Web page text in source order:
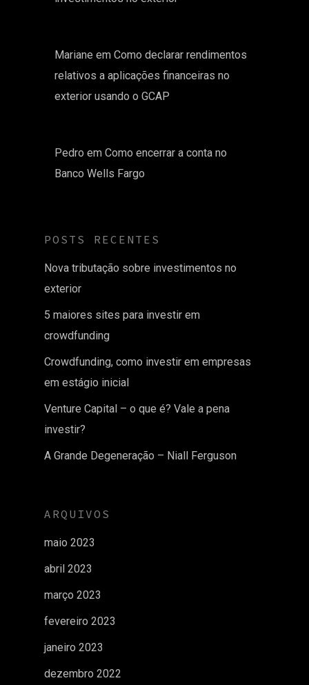
Mariane em Como declarar rendimentos
relativos a aplicações financeiras no
exterior usando o GCAP
Pedro em Como encerrar a conta no
Banco Wells Fargo
POSTS RECENTES
Nova tributação sobre investimentos no
exterior
5 maiores sites para investir em
crowdfunding
Crowdfunding, como investir em empresas
em estágio inicial
Venture Capital – o que é? Vale a pena
investir?
A Grande Degeneração – Niall Ferguson
ARQUIVOS
maio 2023
abril 2023
março 2023
fevereiro 2023
janeiro 2023
dezembro 2022